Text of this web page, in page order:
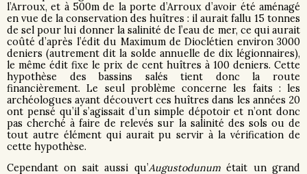
l’Arroux, et à 500m de la porte d’Arroux d’avoir été aménagé
en vue de la conservation des huîtres : il aurait fallu 15 tonnes
de sel pour lui donner la salinité de l’eau de mer, ce qui aurait
coûté d’après l’édit du Maximum de Dioclétien environ 3000
deniers (autrement dit la solde annuelle de dix légionnaires),
le même édit fixe le prix de cent huîtres à 100 deniers. Cette
hypothèse des bassins salés tient donc la route
financièrement. Le seul problème concerne les faits : les
archéologues ayant découvert ces huîtres dans les années 20
ont pensé qu’il s’agissait d’un simple dépotoir et n’ont donc
pas cherché à faire de relevés sur la salinité des sols ou de
tout autre élément qui aurait pu servir à la vérification de
cette hypothèse.
Cependant on sait aussi qu’Augustodunumétait un grand